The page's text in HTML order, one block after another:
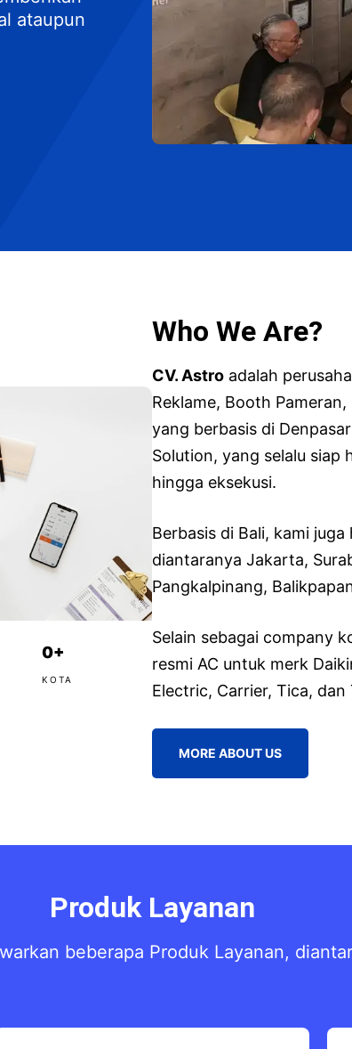
ataupun
0+
KOTA
Who We Are?
CV. Astro adalah
Reklame, Booth
yang berbasis di
Solution, yang selalu siap
hingga eksekusi.
Berbasis di Bali, kami
diantaranya Jakarta,
Pangkalpinang,
Selain sebagai company
resmi AC untuk merk
Electric, Carrier, Tica, dan
MORE ABOUT US
Produk Layanan
beberapa Produk Layanan,